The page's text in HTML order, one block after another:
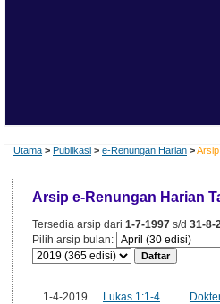
Utama > Publikasi > e-Renungan Harian >
Arsip e-Renungan Harian
Tersedia arsip dari 1-7-1997s/d 31-8-
Pilih arsip bulan:
1-4-2019
Lukas 1:1-4